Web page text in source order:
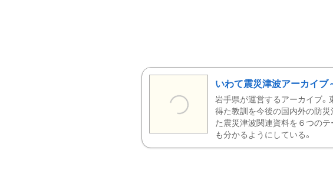
いわて震災津波アーカイブ
岩手県が運営するアーカイブ。
得た教訓を今後の国内外の防災
た震災津波関連資料を６つの
も分かるようにしている。